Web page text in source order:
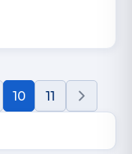
10 11